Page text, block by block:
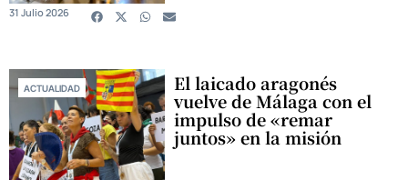
31 Julio 2026
ACTUALIDAD El laicado aragonés
vuelve de Málaga con el
impulso de «remar
juntos» en la misión